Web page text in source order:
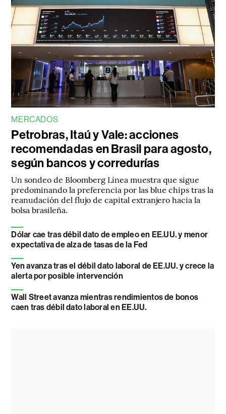
MERCADOS
Petrobras, Itaú y Vale: acciones
recomendadas en Brasil para agosto,
según bancos y corredurías
Un sondeo de Bloomberg Línea muestra que sigue
predominando la preferencia por las blue chips tras la
reanudación del flujo de capital extranjero hacia la
bolsa brasileña.
Dólar cae tras débil dato de empleo en EE.UU. y menor
expectativa de alza de tasas de la Fed
Yen avanza tras el débil dato laboral de EE.UU. y crece la
alerta por posible intervención
Wall Street avanza mientras rendimientos de bonos
caen tras débil dato laboral en EE.UU.